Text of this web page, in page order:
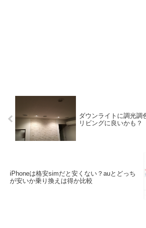
ダウンライトに調光調
リビングに良いかも？
iPhoneは格安simだと安くない？auとどっち
が安いか乗り換えは得か比較